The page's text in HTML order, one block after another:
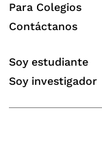
Para Colegios
Contáctanos
Soy estudiante
Soy investigador